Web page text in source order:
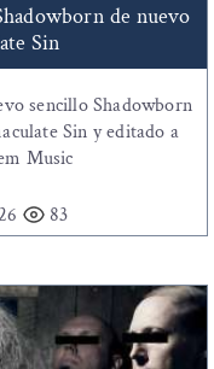
de nuevo
Sin
sencillo Shadowborn
Sin y editado a
Music
83